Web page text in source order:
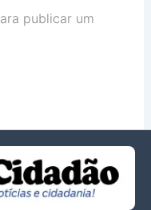
publicar um